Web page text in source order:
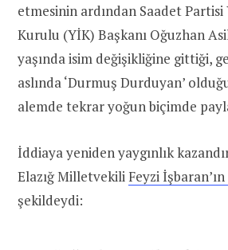
etmesinin ardından Saadet
Kurulu (YİK) Başkanı Oğuzhan
yaşında isim değişikliğine gittiği,
aslında ‘Durmuş Durduyan’
alemde tekrar yoğun biçimde
İddiaya yeniden yaygınlık
Elazığ Milletvekili Feyzi
şekildeydi: